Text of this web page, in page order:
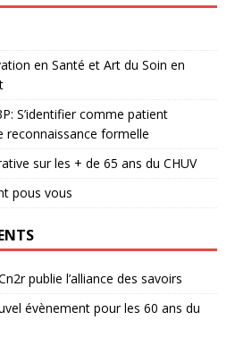
en Santé et Art du Soin en
S’identifier comme patient
reconnaissance formelle
sur les + de 65 ans du CHUV
pous vous
publie l’alliance des savoirs
évènement pour les 60 ans du